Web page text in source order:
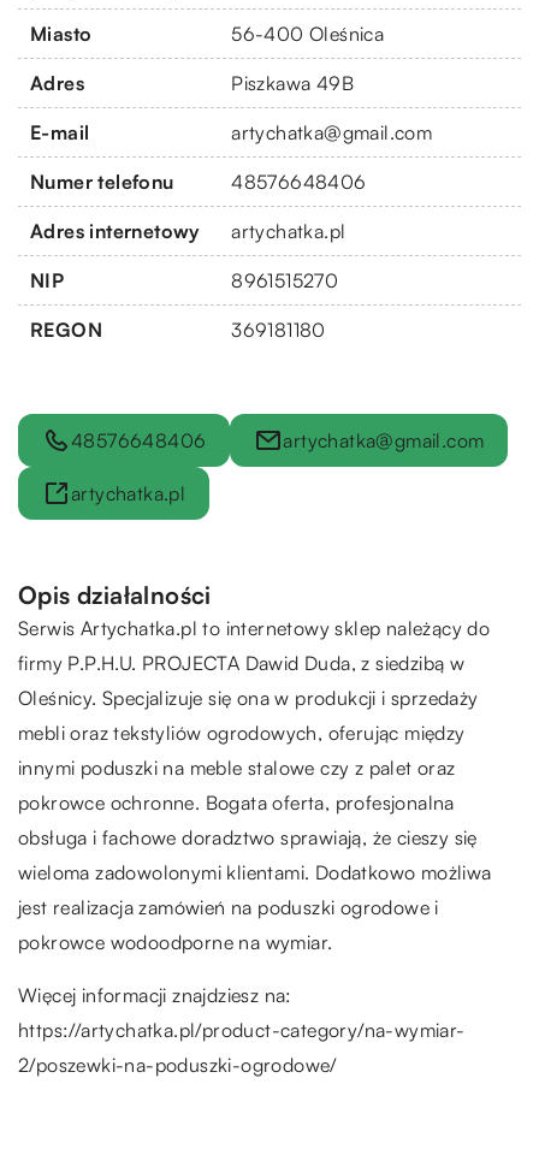
Miasto 56-400 Oleśnica
Adres Piszkawa 49B
E-mail artychatka@gmail.com
Numer telefonu 48576648406
Adres internetowy artychatka.pl
NIP 8961515270
REGON 369181180
48576648406 artychatka@gmail.com
artychatka.pl
Opis działalności
Serwis Artychatka.pl to internetowy sklep należący do
firmy P.P.H.U. PROJECTA Dawid Duda, z siedzibą w
Oleśnicy. Specjalizuje się ona w produkcji i sprzedaży
mebli oraz tekstyliów ogrodowych, oferując między
innymi poduszki na meble stalowe czy z palet oraz
pokrowce ochronne. Bogata oferta, profesjonalna
obsługa i fachowe doradztwo sprawiają, że cieszy się
wieloma zadowolonymi klientami. Dodatkowo możliwa
jest realizacja zamówień na poduszki ogrodowe i
pokrowce wodoodporne na wymiar.
Więcej informacji znajdziesz na:
https://artychatka.pl/product-category/na-wymiar-
2/poszewki-na-poduszki-ogrodowe/